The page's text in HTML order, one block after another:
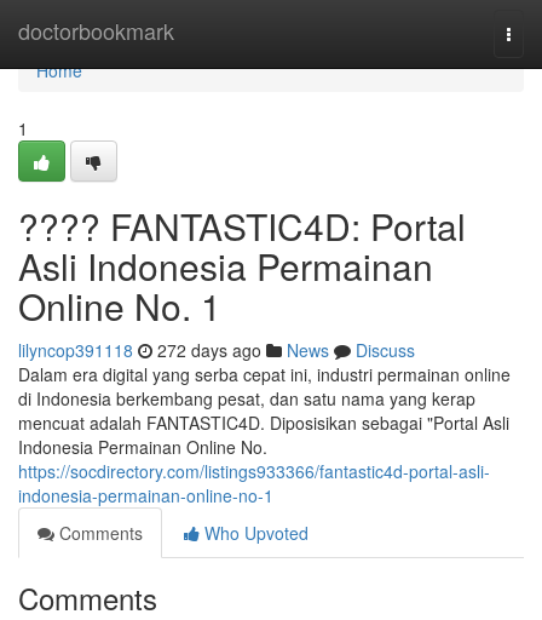
doctorbookmark
Home
Home
1
???? FANTASTIC4D: Portal
Asli Indonesia Permainan
Online No. 1
lilyncop391118 272 days ago News
Discuss
Dalam era digital yang serba cepat ini, industri permainan online
di Indonesia berkembang pesat, dan satu nama yang kerap
mencuat adalah FANTASTIC4D. Diposisikan sebagai "Portal Asli
Indonesia Permainan Online No.
https://socdirectory.com/listings933366/fantastic4d-portal-asli-
indonesia-permainan-online-no-1
Comments
Who Upvoted
Comments